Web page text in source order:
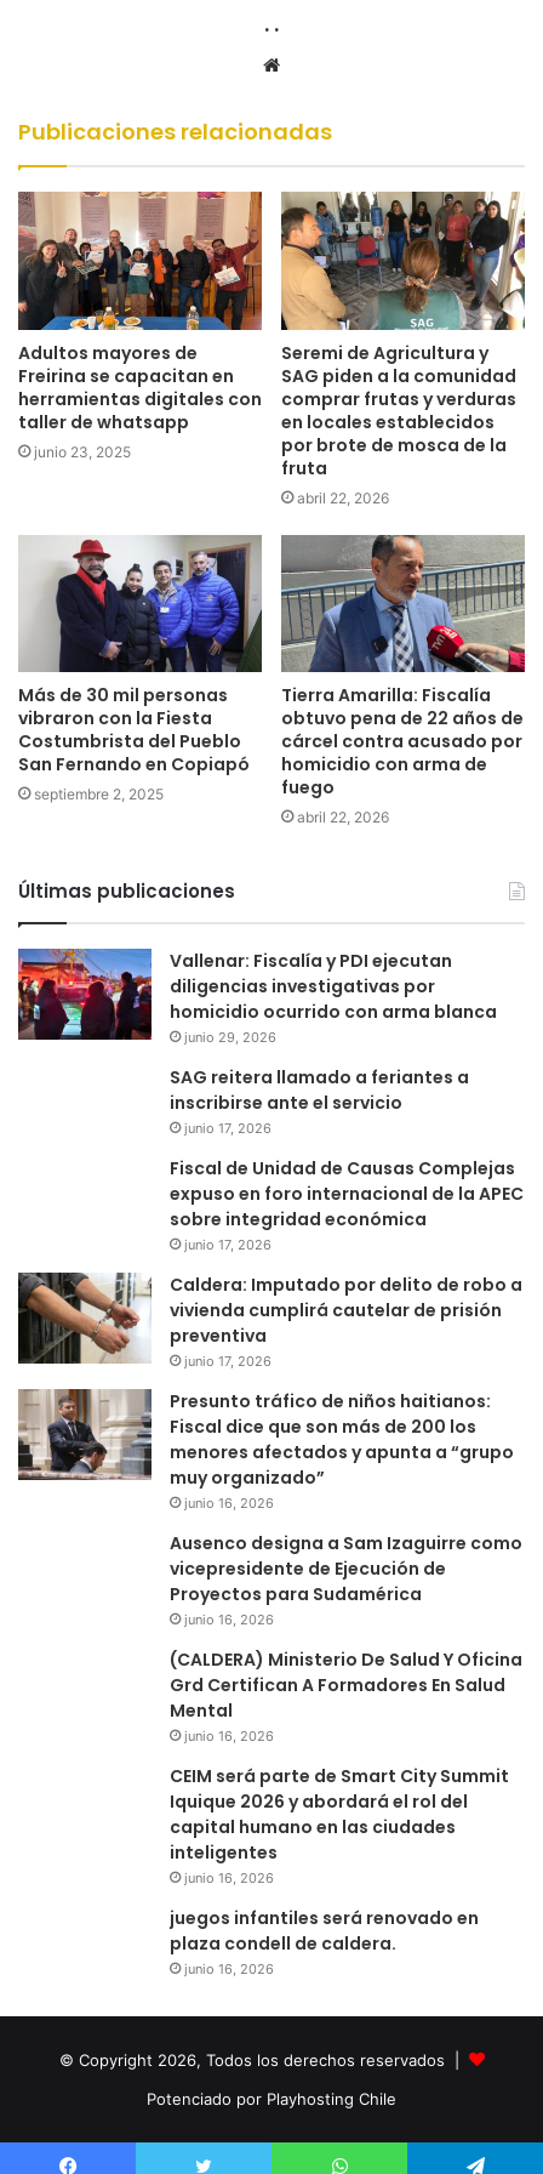
. .
Sitio
Publicaciones relacionadas
Adultos mayores de
Freirina se capacitan en
herramientas digitales con
taller de whatsapp
junio 23, 2025
Seremi de Agricultura y
SAG piden a la comunidad
comprar frutas y verduras
en locales establecidos
por brote de mosca de la
fruta
abril 22, 2026
Más de 30 mil personas
vibraron con la Fiesta
Costumbrista del Pueblo
San Fernando en Copiapó
septiembre 2, 2025
Tierra Amarilla: Fiscalía
obtuvo pena de 22 años de
cárcel contra acusado por
homicidio con arma de
fuego
abril 22, 2026
Últimas publicaciones
Vallenar: Fiscalía y PDI ejecutan
diligencias investigativas por
homicidio ocurrido con arma blanca
junio 29, 2026
SAG reitera llamado a feriantes a
inscribirse ante el servicio
junio 17, 2026
Fiscal de Unidad de Causas Complejas
expuso en foro internacional de la APEC
sobre integridad económica
junio 17, 2026
Caldera: Imputado por delito de robo a
vivienda cumplirá cautelar de prisión
preventiva
junio 17, 2026
Presunto tráfico de niños haitianos:
Fiscal dice que son más de 200 los
menores afectados y apunta a “grupo
muy organizado”
junio 16, 2026
Ausenco designa a Sam Izaguirre como
vicepresidente de Ejecución de
Proyectos para Sudamérica
junio 16, 2026
(CALDERA) Ministerio De Salud Y Oficina
Grd Certifican A Formadores En Salud
Mental
junio 16, 2026
CEIM será parte de Smart City Summit
Iquique 2026 y abordará el rol del
capital humano en las ciudades
inteligentes
junio 16, 2026
juegos infantiles será renovado en
plaza condell de caldera.
junio 16, 2026
© Copyright 2026, Todos los derechos reservados |
Potenciado por Playhosting Chile